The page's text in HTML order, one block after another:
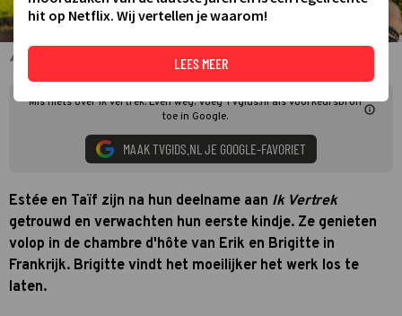
Estée & Taïf en Erik & Brigitte uit Ik Vertrek: Even Weg
Mis niets over Ik vertrek: Even weg. Voeg TVgids.nl als voorkeursbron
toe in Google.
MAAK TVGIDS.NL JE GOOGLE-FAVORIET
Estée en Taïf zijn na hun deelname aan Ik Vertrek
getrouwd en verwachten hun eerste kindje. Ze genieten
volop in de chambre d'hôte van Erik en Brigitte in
Frankrijk. Brigitte vindt het moeilijker het werk los te
laten.
hit op Netflix. Wij vertellen je waarom!
LEES MEER